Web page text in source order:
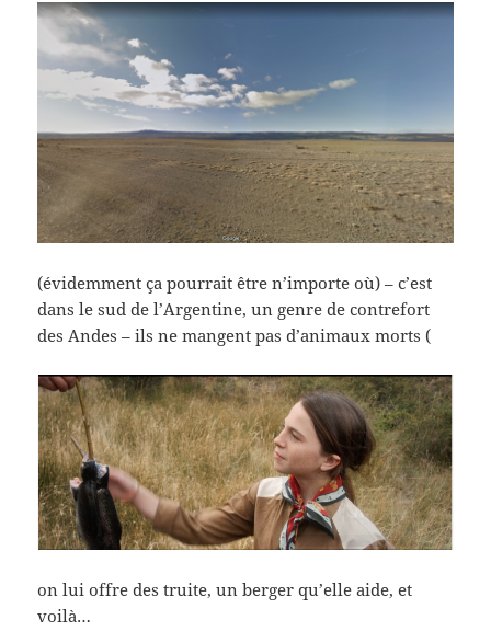
(évidemment ça pourrait être n’importe où) – c’est
dans le sud de l’Argentine, un genre de contrefort
des Andes – ils ne mangent pas d’animaux morts (
on lui offre des truite, un berger qu’elle aide, et
voilà…